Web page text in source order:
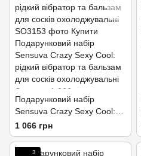
Подарунковий набір
Sensuva Crazy Sexy Cool:
рідкий вібратор та бальзам
для сосків охолоджувальні
1 066 грн
3